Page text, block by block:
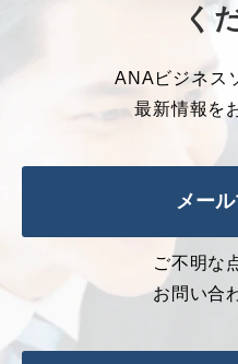
く
ANAビジネス
最新情報を
メー
ご不明な
お問い合